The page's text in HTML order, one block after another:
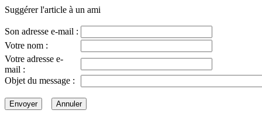
Suggérer l'article à un ami
Son adresse e-mail :
Votre nom :
Votre adresse e-
mail :
Objet du message :